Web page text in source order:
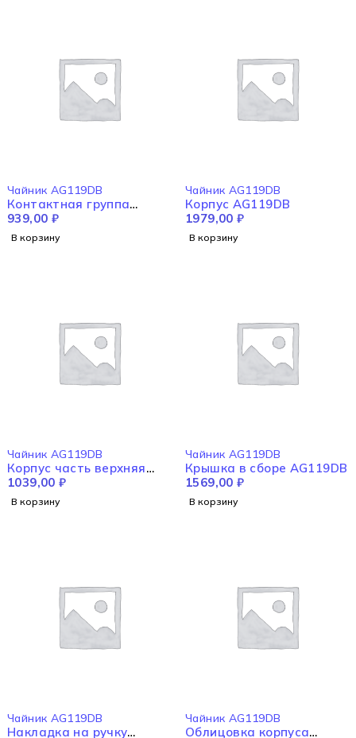
Чайник AG119DB
Контактная группа
подставки AG119DB
939,00 ₽
В корзину
Чайник AG119DB
Корпус AG119DB
1979,00 ₽
В корзину
Чайник AG119DB
Корпус часть верхняя
AG119DB
1039,00 ₽
В корзину
Чайник AG119DB
Крышка в сборе AG119DB
1569,00 ₽
В корзину
Чайник AG119DB
Накладка на ручку
Чайник AG119DB
Облицовка корпуса